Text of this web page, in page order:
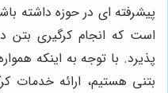
پیشرفته ای در حوزه داشته
است که انجام کرگیری بتن
پذیرد. با توجه به اینکه
بتنی هستیم، ارائه خدمات